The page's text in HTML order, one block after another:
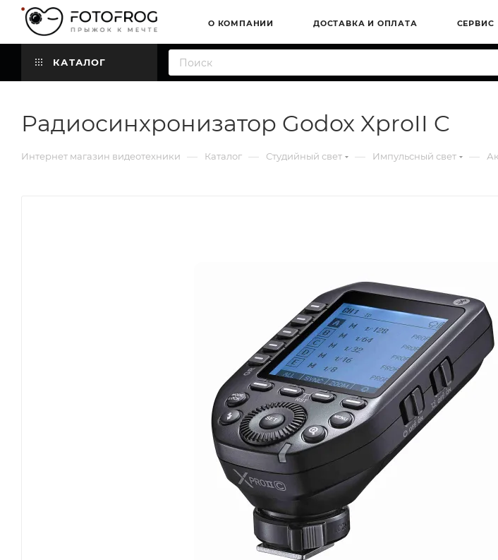
О КОМПАНИИ ДОСТАВКА И ОПЛАТА СЕРВИС
КАТАЛОГ
Радиосинхронизатор Godox XproII C
Интернет магазин видеотехники — Каталог — Студийный свет — Импульсный свет —